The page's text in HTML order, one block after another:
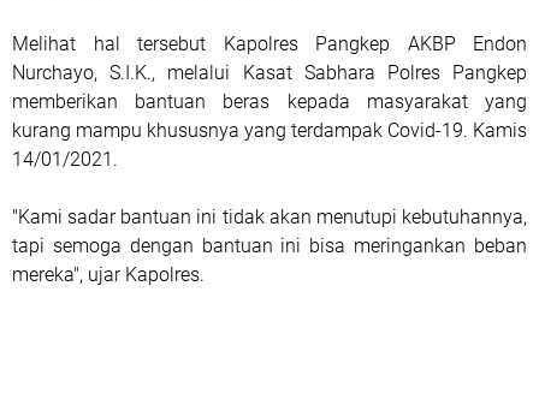
Melihat hal tersebut Kapolres Pangkep AKBP Endon
Nurchayo, S.I.K., melalui Kasat Sabhara Polres Pangkep
memberikan bantuan beras kepada masyarakat yang
kurang mampu khususnya yang terdampak Covid-19. Kamis
14/01/2021.
"Kami sadar bantuan ini tidak akan menutupi kebutuhannya,
tapi semoga dengan bantuan ini bisa meringankan beban
mereka", ujar Kapolres.